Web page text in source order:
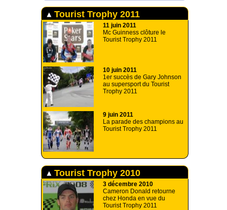
Tourist Trophy 2011
11 juin 2011
Mc Guinness clôture le
Tourist Trophy 2011
10 juin 2011
1er succès de Gary Johnson
au supersport du Tourist
Trophy 2011
9 juin 2011
La parade des champions au
Tourist Trophy 2011
Tourist Trophy 2010
3 décembre 2010
Cameron Donald retourne
chez Honda en vue du
Tourist Trophy 2011